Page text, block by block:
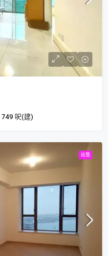
749 呎(建)
出售